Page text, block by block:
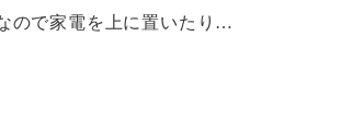
ので家電を上に置いたり…